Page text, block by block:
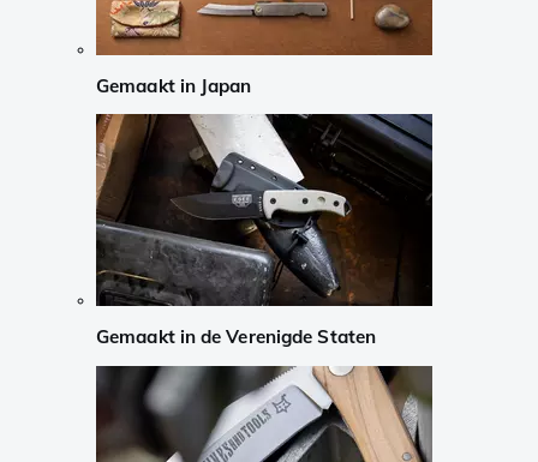
Gemaakt in Japan
Gemaakt in de Verenigde Staten